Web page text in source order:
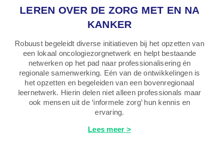
LEREN OVER DE ZORG MET EN NA
KANKER
Robuust begeleidt diverse initiatieven bij het opzetten van
een lokaal oncologiezorgnetwerk en helpt bestaande
netwerken op het pad naar professionalisering én
regionale samenwerking. Eén van de ontwikkelingen is
het opzetten en begeleiden van een bovenregionaal
leernetwerk. Hierin delen niet alleen professionals maar
ook mensen uit de ‘informele zorg’ hun kennis en
ervaring.
Lees meer >